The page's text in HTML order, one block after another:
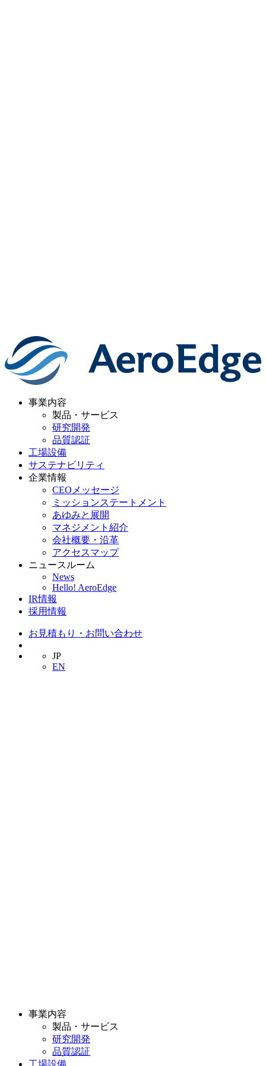
事業内容
製品・サービス
研究開発
品質認証
工場設備
サステナビリティ
企業情報
CEOメッセージ
ミッションステートメント
あゆみと展開
マネジメント紹介
会社概要・沿革
アクセスマップ
ニュースルーム
News
Hello! AeroEdge
IR情報
採用情報
お見積もり・お問い合わせ
JP
EN
事業内容
製品・サービス
研究開発
品質認証
工場設備